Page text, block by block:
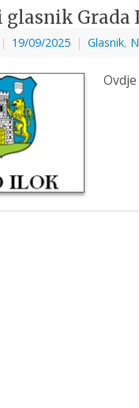
glasnik Grada
| 19/09/2025 | Glasnik,